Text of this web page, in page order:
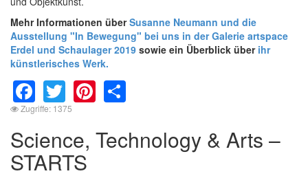
Mehr Informationen überSusanne Neumann und die
Ausstellung "In Bewegung" bei uns in der Galerie artspace
Erdel und Schaulager 2019 sowie ein Überblick über ihr
künstlerisches Werk.
Facebook
TwitterPinterest
Zugriffe: 1375
Science, Technology & Arts –
STARTS